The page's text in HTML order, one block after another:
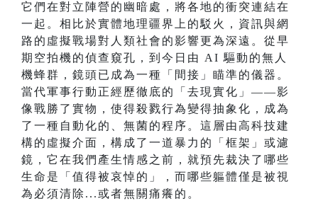
它們在對立陣營的幽暗處，將各地的衝突連結在
一起。相比於實體地理疆界上的駁火，資訊與網
路的虛擬戰場對人類社會的影響更為深遠。從早
期空拍機的偵查窺孔，到今日由 AI 驅動的無人
機蜂群，鏡頭已成為一種「間接」瞄準的儀器。
當代軍事行動正經歷徹底的「去現實化」——影
像戰勝了實物，使得殺戮行為變得抽象化，成為
了一種自動化的、無菌的程序。這層由高科技建
構的虛擬介面，構成了一道暴力的「框架」或濾
鏡，它在我們產生情感之前，就預先裁決了哪些
生命是「值得被哀悼的」，而哪些軀體僅是被視
為必須清除...或者無關痛癢的。